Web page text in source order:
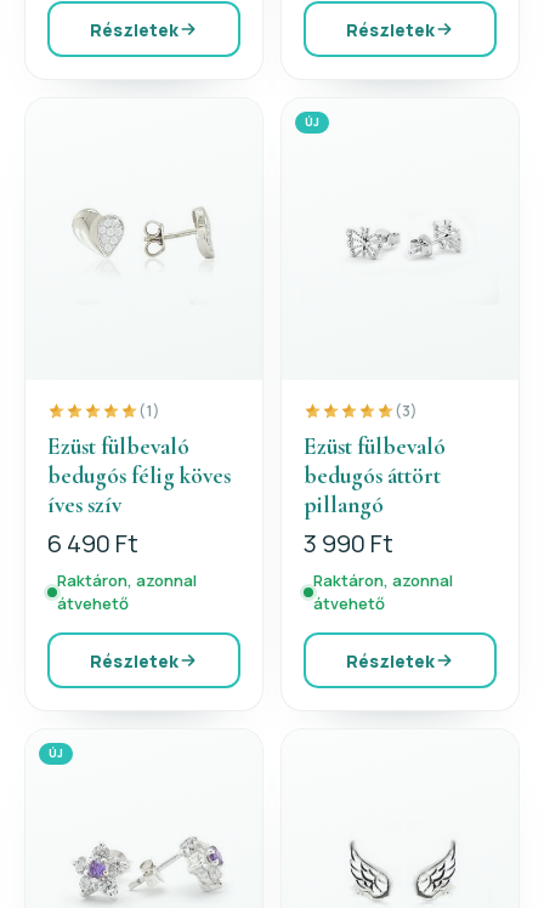
Részletek Részletek
(1)
Ezüst fülbevaló
bedugós félig köves
íves szív
6 490 Ft
Raktáron, azonnal
átvehető
Részletek
ÚJ
(3)
Ezüst fülbevaló
bedugós áttört
pillangó
3 990 Ft
Raktáron, azonnal
átvehető
Részletek
ÚJ